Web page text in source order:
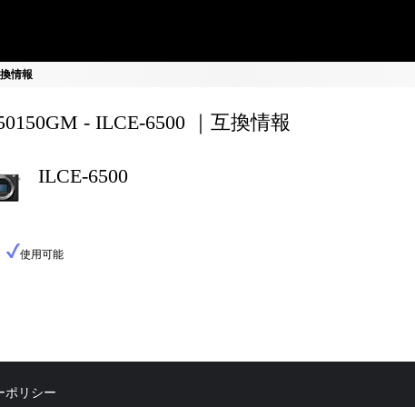
情報
- ILCE-6500 ｜互換情報
ILCE-6500
使用可能
ポリシー